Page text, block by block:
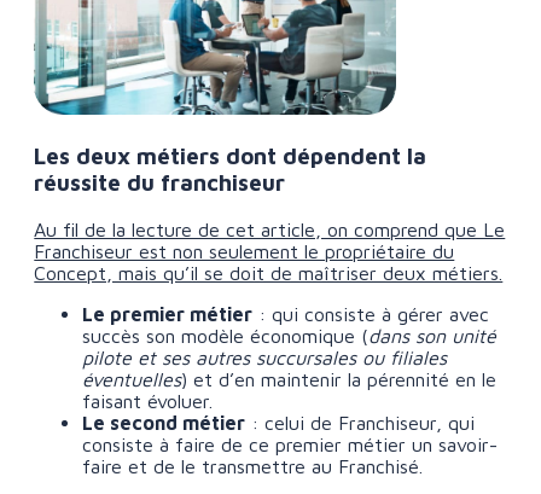
Les deux métiers dont dépendent la
réussite du franchiseur
Au fil de la lecture de cet article, on comprend que Le
Franchiseur est non seulement le propriétaire du
Concept, mais qu’il se doit de maîtriser deux métiers.
Le premier métier : qui consiste à gérer avec
succès son modèle économique (dans son unité
pilote et ses autres succursales ou filiales
éventuelles) et d’en maintenir la pérennité en le
faisant évoluer.
Le second métier : celui de Franchiseur, qui
consiste à faire de ce premier métier un savoir-
faire et de le transmettre au Franchisé.